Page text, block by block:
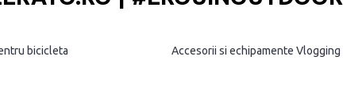
bicicleta Accesorii si echipamente Vlogging